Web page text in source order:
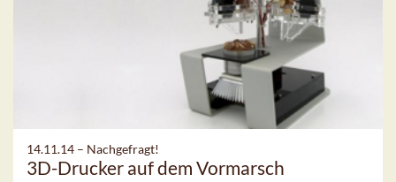
14.11.14 – Nachgefragt!
3D-Drucker auf dem Vormarsch